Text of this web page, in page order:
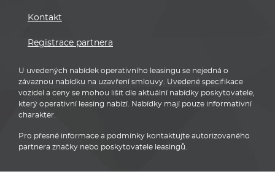
Kontakt
Registrace partnera
U uvedených nabídek operativního leasingu se nejedná o
závaznou nabídku na uzavření smlouvy. Uvedené specifikace
vozidel a ceny se mohou lišit dle aktuální nabídky poskytovatele,
který operativní leasing nabízí. Nabídky mají pouze informativní
charakter.
Pro přesné informace a podmínky kontaktujte autorizovaného
partnera značky nebo poskytovatele leasingů.